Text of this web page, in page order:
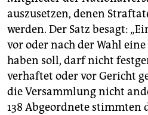
auszusetzen, denen
werden. Der Satz besagt:
vor oder nach der Wahl
haben soll, darf nicht
verhaftet oder vor Gericht
die Versammlung nicht
138 Abgeordnete stimmten